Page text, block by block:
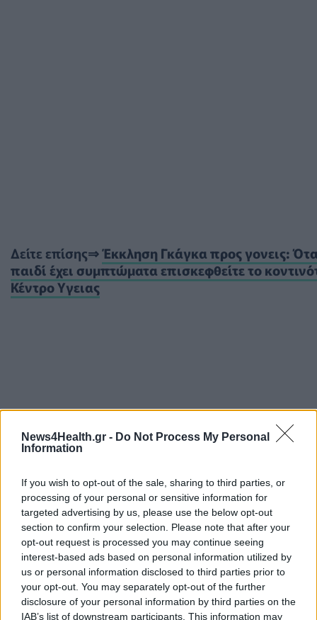
News4Health.gr - Do Not Process My Personal
Information
If you wish to opt-out of the sale, sharing to third parties, or
processing of your personal or sensitive information for
targeted advertising by us, please use the below opt-out
section to confirm your selection. Please note that after your
opt-out request is processed you may continue seeing
interest-based ads based on personal information utilized by
us or personal information disclosed to third parties prior to
your opt-out. You may separately opt-out of the further
disclosure of your personal information by third parties on the
IAB’s list of downstream participants. This information may
Δείτε επίσης⇒Έκκληση Γκάγκα προς γονεις:
παιδί έχει συμπτώματα επισκεφθείτε το
Κέντρο Υγειας